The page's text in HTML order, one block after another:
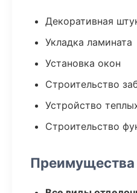
Декоративная
Укладка ламината
Установка окон
Строительство
Устройство
Строительство
Преимущества